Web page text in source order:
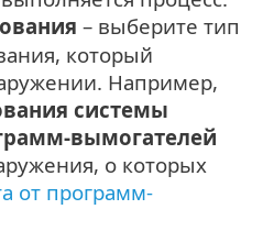
– выберите тип
который
Например,
системы
вымогателей
о которых
от программ-